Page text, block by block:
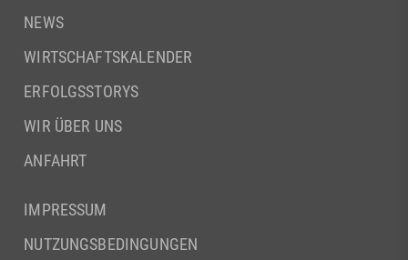
NEWS
WIRTSCHAFTSKALENDER
ERFOLGSSTORYS
WIR ÜBER UNS
ANFAHRT
IMPRESSUM
NUTZUNGSBEDINGUNGEN